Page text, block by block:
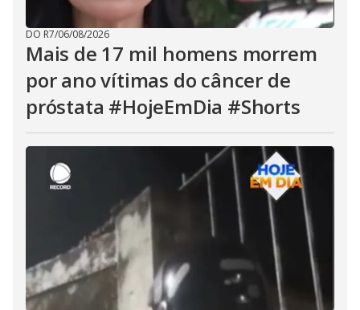
DO R7/06/08/2026
Mais de 17 mil homens morrem
por ano vítimas do câncer de
próstata #HojeEmDia #Shorts